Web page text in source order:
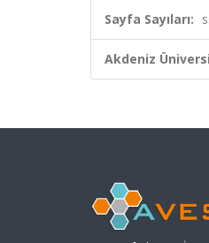
Sayfa Sayıları:
Akdeniz